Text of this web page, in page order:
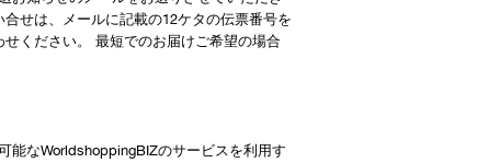
せは、メールに記載の12ケタの伝票番号を
ください。 最短でのお届けご希望の場合
能なWorldshoppingBIZのサービスを利用す